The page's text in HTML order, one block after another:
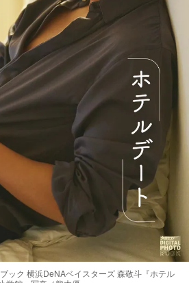
ック 横浜DeNAベイスターズ 森敬斗『ホテル